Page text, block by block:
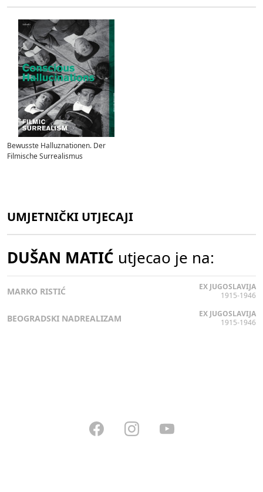
Bewusste Halluznationen. Der
Filmische Surrealismus
UMJETNIČKI UTJECAJI
DUŠAN MATIĆ utjecao je na:
MARKO RISTIĆ
EX JUGOSLAVIJA
1915-1946
BEOGRADSKI NADREALIZAM
EX JUGOSLAVIJA
1915-1946